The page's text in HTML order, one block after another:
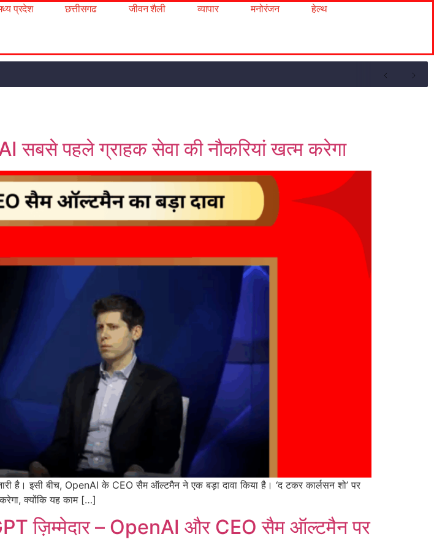
प्रदेश छत्तीसगढ जीवन शैली व्यापार मनोरंजन
हेल्थ
पहले ग्राहक सेवा की नौकरियां खत्म करेगा
है। इसी बीच, OpenAI के CEO सैम ऑल्टमैन ने एक बड़ा दावा किया है। ‘द टकर कार्लसन शो’ पर
क्योंकि यह काम […]
ज़िम्मेदार – OpenAI और CEO सैम ऑल्टमैन पर